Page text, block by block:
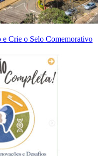
Crie o Selo Comemorativo